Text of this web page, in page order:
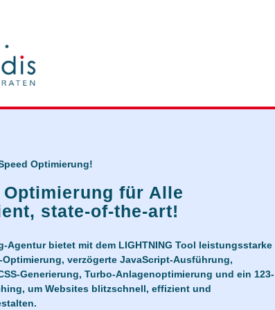
Optimierung!
Optimierung für Alle
state-of-the-art!
Agentur bietet mit dem LIGHTNING Tool leistungsstarke
Optimierung, verzögerte JavaScript-Ausführung,
Generierung, Turbo-Anlagenoptimierung und ein 123-
um Websites blitzschnell, effizient und